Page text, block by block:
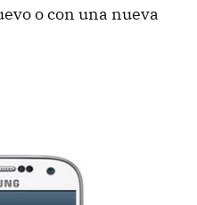
o con una nueva